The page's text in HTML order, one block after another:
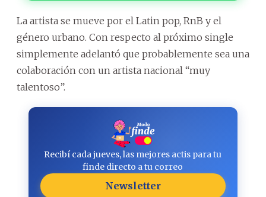
La artista se mueve por el Latin pop, RnB y el
género urbano. Con respecto al próximo single
simplemente adelantó que probablemente sea una
colaboración con un artista nacional “muy
talentoso”.
Recibí cada jueves, las mejores actis para tu
finde directo a tu correo
Newsletter